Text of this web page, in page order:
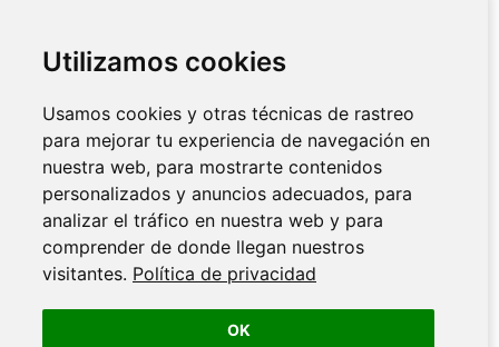
Utilizamos cookies
Usamos cookies y otras técnicas de rastreo
para mejorar tu experiencia de navegación en
nuestra web, para mostrarte contenidos
personalizados y anuncios adecuados, para
analizar el tráfico en nuestra web y para
comprender de donde llegan nuestros
visitantes. Política de privacidad
OK